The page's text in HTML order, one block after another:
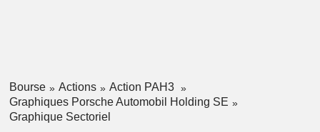
Bourse Actions
Action PAH3
Graphiques Porsche Automobil Holding SE
Graphique Sectoriel